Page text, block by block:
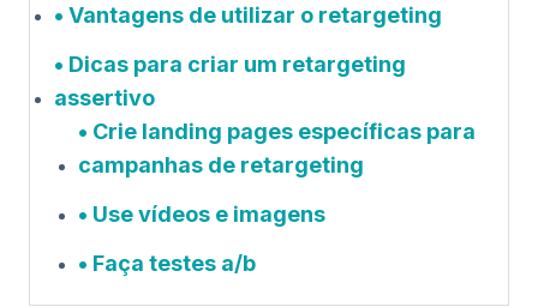
Vantagens de utilizar o retargeting
Dicas para criar um retargeting
assertivo
Crie landing pages específicas para
campanhas de retargeting
Use vídeos e imagens
Faça testes a/b